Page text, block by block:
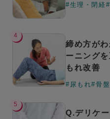
#生理・閉経
4
締め方が
ーニング
もれ改善
#尿もれ#骨
5
Q.デリケ